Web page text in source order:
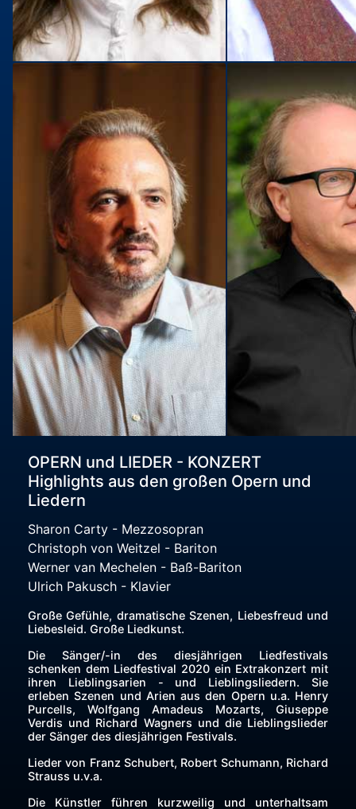
OPERN und LIEDER - KONZERT
Highlights aus den großen Opern und
Liedern
Sharon Carty - Mezzosopran
Christoph von Weitzel - Bariton
Werner van Mechelen - Baß-Bariton
Ulrich Pakusch - Klavier
Große Gefühle, dramatische Szenen, Liebesfreud und
Liebesleid. Große Liedkunst.
Die Sänger/-in des diesjährigen Liedfestivals
schenken dem Liedfestival 2020 ein Extrakonzert mit
ihren Lieblingsarien - und Lieblingsliedern. Sie
erleben Szenen und Arien aus den Opern u.a. Henry
Purcells, Wolfgang Amadeus Mozarts, Giuseppe
Verdis und Richard Wagners und die Lieblingslieder
der Sänger des diesjährigen Festivals.
Lieder von Franz Schubert, Robert Schumann, Richard
Strauss u.v.a.
Die Künstler führen kurzweilig und unterhaltsam